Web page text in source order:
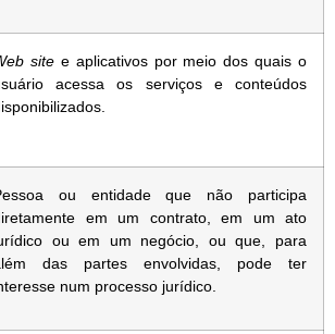
eb sitee aplicativos por meio dos quais o
acessa os serviços e conteúdos
ou entidade que não participa
em um contrato, em um ato
ou em um negócio, ou que, para
das partes envolvidas, pode ter
num processo jurídico.